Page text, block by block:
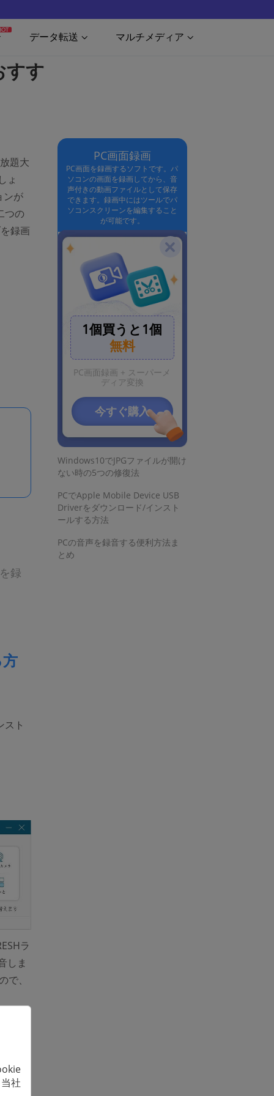
データ転送 マルチメディア
すす
題大
ょ
ンが
つの
録画
録
スト
ラ
しま
、
PC画面録画
PC画面を録画するソフトです。パ
ソコンの画面を録画してから、音
声付きの動画ファイルとして保存
できます。録画中にはツールでパ
ソコンスクリーンを編集すること
が可能です。
お見逃しなく
る便利な方法
動画の容量(サイズ)を小さくする
方法
Windows10でJPGファイルが開け
ない時の5つの修復法
PCでApple Mobile Device USB
Driverをダウンロード/インスト
ールする方法
PCの音声を録音する便利方法ま
とめ
1個買うと1個
無料
PC画面録画 + スーパーメ
ディア変換
今すぐ購入
社